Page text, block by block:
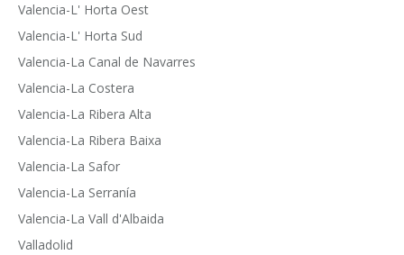
Valencia-L' Horta Oest
Valencia-L' Horta Sud
Valencia-La Canal de Navarres
Valencia-La Costera
Valencia-La Ribera Alta
Valencia-La Ribera Baixa
Valencia-La Safor
Valencia-La Serranía
Valencia-La Vall d'Albaida
Valladolid